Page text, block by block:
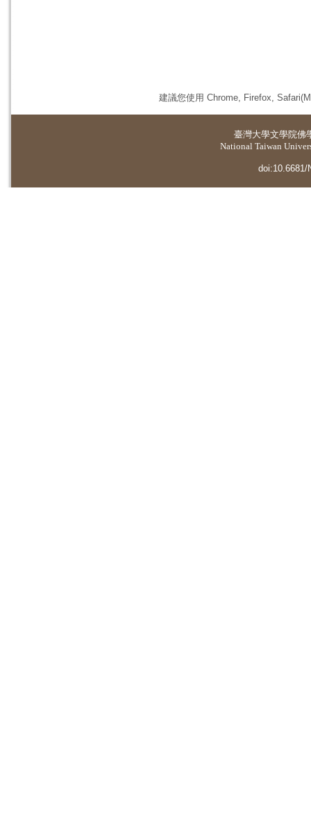
建議您使用 Chrome, Firefox,
臺灣大學文學院佛
National Taiwan
doi:10.6681/